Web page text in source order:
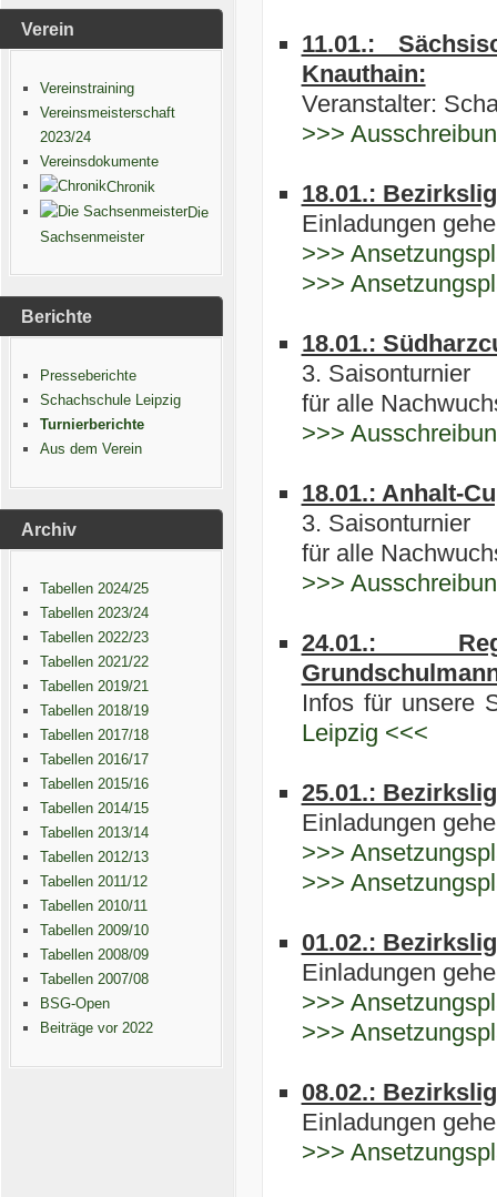
Verein
Vereinstraining
Vereinsmeisterschaft
2023/24
Vereinsdokumente
Chronik
Die
Sachsenmeister
Berichte
Presseberichte
Schachschule Leipzig
Turnierberichte
Aus dem Verein
Archiv
Tabellen 2024/25
Tabellen 2023/24
Tabellen 2022/23
Tabellen 2021/22
Tabellen 2019/21
Tabellen 2018/19
Tabellen 2017/18
Tabellen 2016/17
Tabellen 2015/16
Tabellen 2014/15
Tabellen 2013/14
Tabellen 2012/13
Tabellen 2011/12
Tabellen 2010/11
Tabellen 2009/10
Tabellen 2008/09
Tabellen 2007/08
BSG-Open
Beiträge vor 2022
11.01.:
Knauthain:
Veranstalter:
>>>
18.01.:
Einladungen
>>>
>>>
18.01.:
3. Saisonturnier
für alle
>>>
18.01.: Anhalt-
3. Saisonturnier
für alle
>>>
24.01.:
Infos für unsere
Leipzig <<<
25.01.:
Einladungen
>>>
>>>
01.02.:
Einladungen
>>>
>>>
08.02.:
Einladungen
>>>